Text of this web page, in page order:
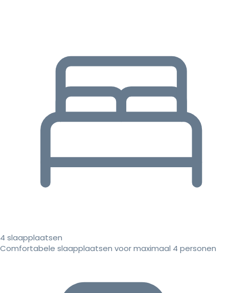
4 slaapplaatsen
Comfortabele slaapplaatsen voor maximaal 4 personen